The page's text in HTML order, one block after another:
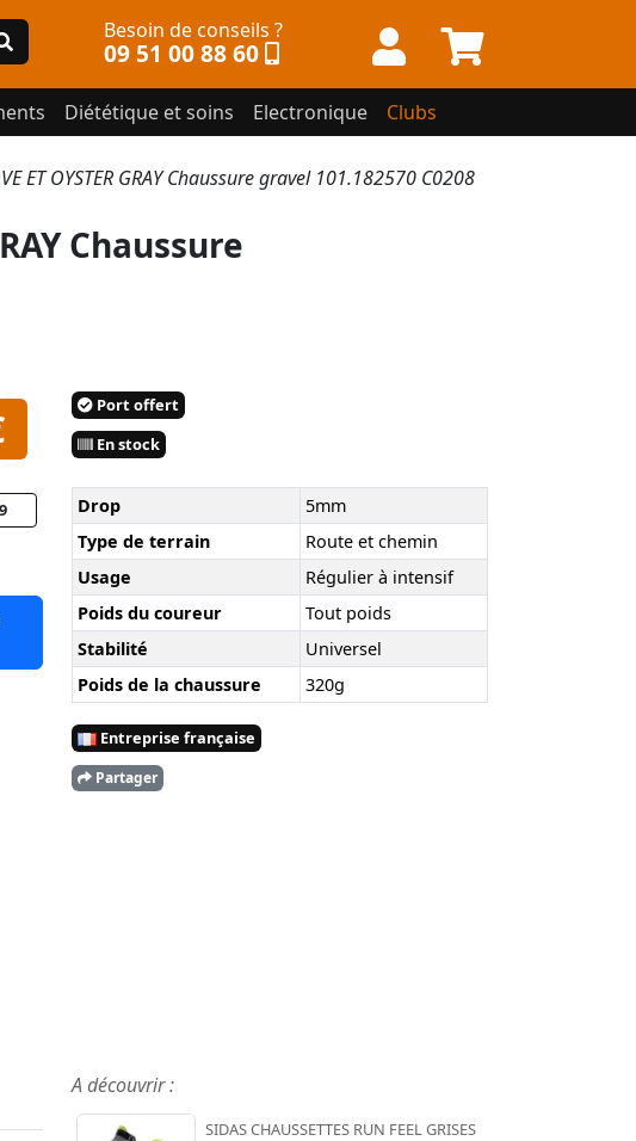
Besoin de conseils ?
09 51 00 88 60
Diététique et soins Electronique Clubs
ET OYSTER GRAY Chaussure gravel 101.182570 C0208
Chaussure
Port offert
En stock
Drop
5mm
Type de terrain
Route et chemin
Usage
Régulier à intensif
Poids du coureur
Tout poids
Stabilité
Universel
Poids de la chaussure
320g
Entreprise française
Partager
A découvrir :
SIDAS CHAUSSETTES RUN FEEL GRISES